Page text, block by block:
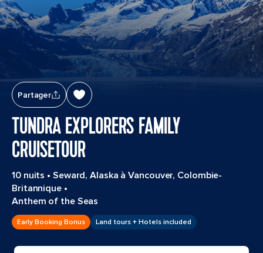
Partager
TUNDRA EXPLORERS FAMILY
CRUISETOUR
10 nuits • Seward, Alaska à Vancouver, Colombie-
Britannique•
Anthem of the Seas
Early Booking Bonus Land tours + Hotels included